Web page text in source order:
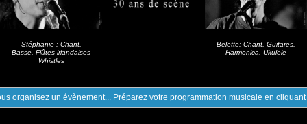
Stéphanie : Chant,
Basse, Flûtes irlandaises
Whistles
Belette: Chant, Guitares,
Harmonica, Ukulele
organisez un évènement... Préparez votre programmation musicale en cliquant